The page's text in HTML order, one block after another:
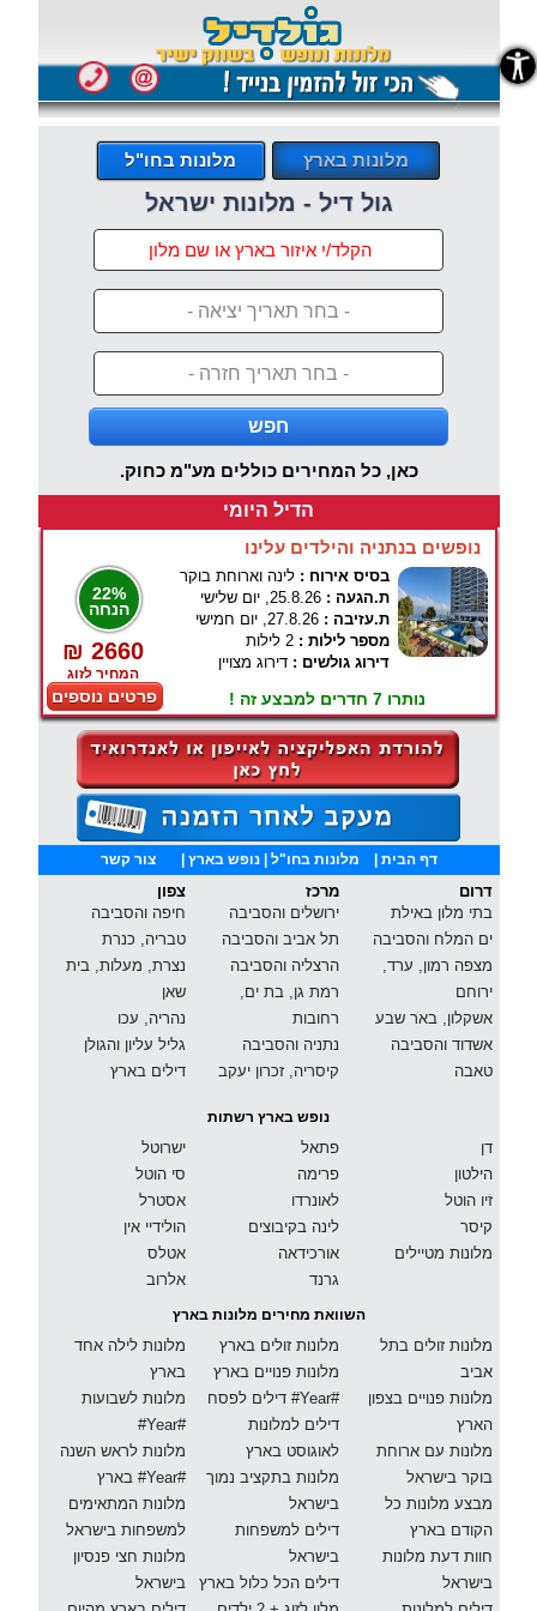
מלונות בחו"ל מלונות בארץ
גול דיל - מלונות ישראל
- בחר תאריך יציאה -
- בחר תאריך חזרה -
חפש
כאן, כל המחירים כוללים מע"מ כחוק.
הדיל היומי
נופשים בנתניה והילדים עלינו
22%
הנחה
₪ 2660
המחיר לזוג
פרטים נוספים
בסיס אירוח : לינה וארוחת בוקר
ת.הגעה : 25.8.26, יום שלישי
ת.עזיבה : 27.8.26, יום חמישי
מספר לילות : 2 לילות
דירוג גולשים : דירוג מצויין
נותרו 7 חדרים למבצע זה !
דף הבית מלונות בחו"ל | נופש בארץ |צור קשר
צפון
חיפה והסביבה
טבריה, כנרת
נצרת, מעלות, בית
שאן
נהריה, עכו
גליל עליון והגולן
דילים בארץ
מרכז
ירושלים והסביבה
תל אביב והסביבה
הרצליה והסביבה
רמת גן, בת ים,
רחובות
נתניה והסביבה
קיסריה, זכרון יעקב
דרום
בתי מלון באילת
ים המלח והסביבה
מצפה רמון, ערד,
ירוחם
אשקלון, באר שבע
אשדוד והסביבה
טאבה
נופש בארץ רשתות
ישרוטל
סי הוטל
אסטרל
הולידיי אין
אטלס
אלרוב
פתאל
פרימה
לאונרדו
לינה בקיבוצים
אורכידאה
גרנד
דן
הילטון
זיו הוטל
קיסר
מלונות מטיילים
השוואת מחירים מלונות בארץ
מלונות לילה אחד
בארץ
מלונות לשבועות
#Year#
מלונות לראש השנה
בארץ #Year#
מלונות המתאימים
למשפחות בישראל
מלונות חצי פנסיון
בישראל
מלונות זולים בארץ
מלונות פנויים בארץ
דילים לפסח #Year#
דילים למלונות
לאוגוסט בארץ
מלונות בתקציב נמוך
בישראל
דילים למשפחות
בישראל
דילים הכל כלול בארץ
מלונות זולים בתל
אביב
מלונות פנויים בצפון
הארץ
מלונות עם ארוחת
בוקר בישראל
מבצע מלונות כל
הקודם בארץ
חוות דעת מלונות
בישראל
נגישות